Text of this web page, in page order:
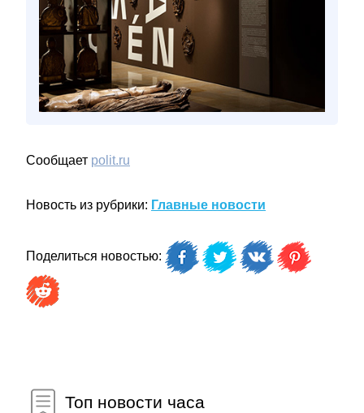
Сообщает polit.ru
Новость из рубрики: Главные новости
Поделиться новостью:
Топ новости часа